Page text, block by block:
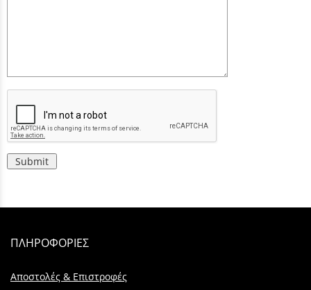
Submit
ΠΛΗΡΟΦΟΡΙΕΣ
Αποστολές & Επιστροφές